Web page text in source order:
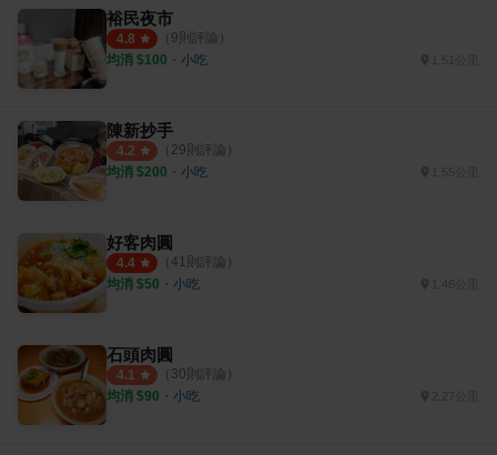
裕民夜市
4.8 （ 9則評論）
均消 $100 ・ 小吃 1.51公里
陳新抄手
4.2 （ 29則評論）
均消 $200 ・ 小吃 1.55公里
好客肉圓
4.4 （ 41 則評論）
均消 $50 ・ 小吃 1.46公里
石頭肉圓
4.1 （ 30則評論）
均消 $90 ・ 小吃